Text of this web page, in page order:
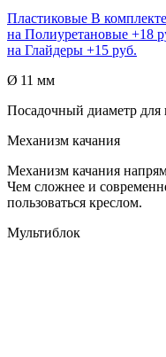
Пластиковые В комплекте
на Полиуретановые +18
на Глайдеры +15 руб.
Ø 11 мм
Посадочный диаметр для
Механизм качания
Механизм качания
Чем сложнее и
пользоваться креслом.
Мультиблок